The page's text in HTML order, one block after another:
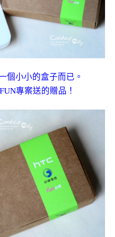
個小小的盒子而已。
專案送的贈品！